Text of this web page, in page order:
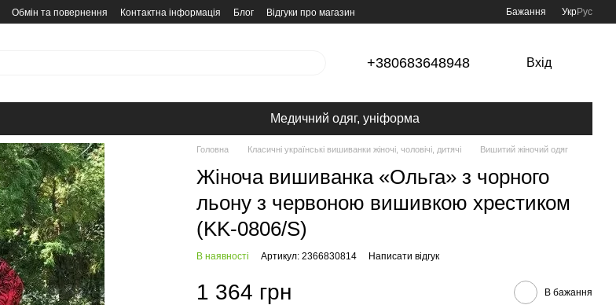
Обмін та повернення Контактна інформація Блог Відгуки про магазин Бажання УкрРус
+380683648948 Вхід
Медичний одяг, уніформа
Головна Класичні українські вишиванки жіночі, чоловічі, дитячі Вишитий жіночий одяг
Жіноча вишиванка «Ольга» з чорного
льону з червоною вишивкою хрестиком
(KK-0806/S)
В наявності Артикул: 2366830814 Написати відгук
1 364 грн В бажання